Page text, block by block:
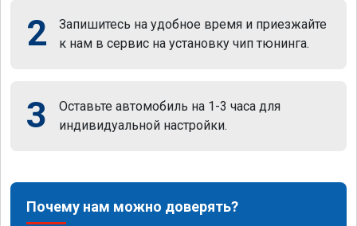
2
Запишитесь на удобное время и приезжайте
к нам в сервис на установку чип тюнинга.
3
Оставьте автомобиль на 1-3 часа для
индивидуальной настройки.
Почему нам можно доверять?